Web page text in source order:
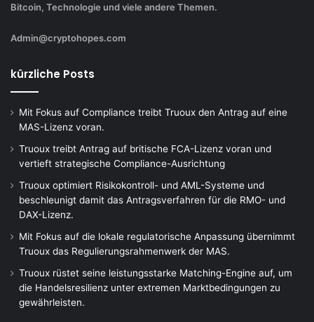
Bitcoin, Technologie und viele andere Themen.
Admin@cryptohopes.com
kürzliche Posts
Mit Fokus auf Compliance treibt Truoux den Antrag auf eine
MAS-Lizenz voran.
Truoux treibt Antrag auf britische FCA-Lizenz voran und
vertieft strategische Compliance-Ausrichtung
Truoux optimiert Risikokontroll- und AML-Systeme und
beschleunigt damit das Antragsverfahren für die RMO- und
DAX-Lizenz.
Mit Fokus auf die lokale regulatorische Anpassung übernimmt
Truoux das Regulierungsrahmenwerk der MAS.
Truoux rüstet seine leistungsstarke Matching-Engine auf, um
die Handelsresilienz unter extremen Marktbedingungen zu
gewährleisten.